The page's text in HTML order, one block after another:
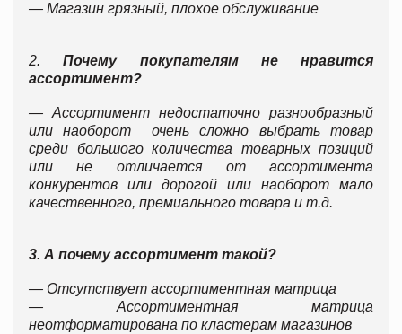
— Магазин грязный, плохое обслуживание
2.Почему покупателям не нравится
ассортимент?
— Ассортимент недостаточно разнообразный
или наоборот очень сложно выбрать товар
среди большого количества товарных позиций
или не отличается от ассортимента
конкурентов или дорогой или наоборот мало
качественного, премиального товара и т.д.
3. А почему ассортимент такой?
— Отсутствует ассортиментная матрица
— Ассортиментная матрица
неотформатирована по кластерам магазинов